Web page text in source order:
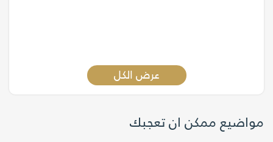
عرض الكل
مواضيع ممكن ان تعجبك